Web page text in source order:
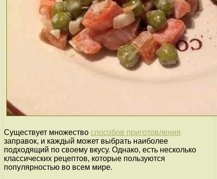
Существует множество способов приготовления
заправок, и каждый может выбрать наиболее
подходящий по своему вкусу. Однако, есть несколько
классических рецептов, которые пользуются
популярностью во всем мире.